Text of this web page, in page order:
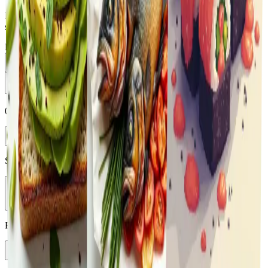
Introduzca un mensaje y haga clic en "Generar imagen" para crear
su obra de arte.
Prompt
0 5000
Enhance
Seleccionar modelo
Vheer Quality
Relación de aspecto